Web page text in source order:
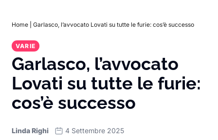
Home Garlasco, l’avvocato Lovati su tutte le furie: cos’è successo
VARIE
Garlasco, l’avvocato
Lovati su tutte le furie:
cos’è successo
Linda Righi 4 Settembre 2025